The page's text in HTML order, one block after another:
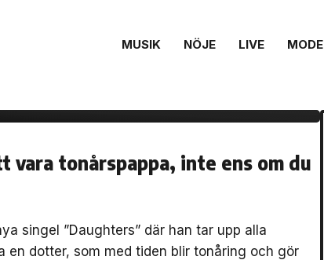
MUSIK NÖJE LIVE MODE
växa upp till en
tonårspappa, inte ens om du
singel ”Daughters” där han tar upp alla
en dotter, som med tiden blir tonåring och gör